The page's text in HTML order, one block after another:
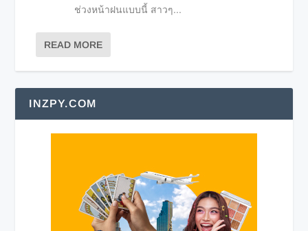
ช่วงหน้าฝนแบบนี้ สาวๆ...
READ MORE
INZPY.COM